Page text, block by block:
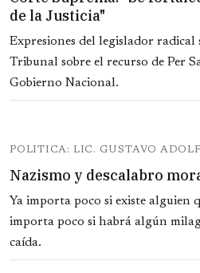
de la Justicia"
Expresiones del legislador radical
Tribunal sobre el recurso de Per
Gobierno Nacional.
POLITICA: LIC. GUSTAVO
Nazismo y descalabro
Ya importa poco si existe alguien
importa poco si habrá algún
caída.